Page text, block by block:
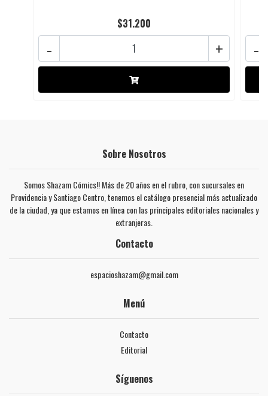
$31.200
+
- -
Sobre Nosotros
Somos Shazam Cómics!! Más de 20 años en el rubro, con sucursales en
Providencia y Santiago Centro, tenemos el catálogo presencial más actualizado
de la ciudad, ya que estamos en línea con las principales editoriales nacionales y
extranjeras.
Contacto
espacioshazam@gmail.com
Menú
Contacto
Editorial
Síguenos